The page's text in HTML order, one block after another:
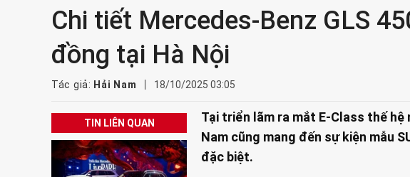
Chi tiết Mercedes-Benz GLS
đồng tại Hà Nội
Tác giả: Hải Nam 18/10/2025 03:05
TIN LIÊN QUAN
Tại triển lãm ra mắt E-Class thế
Nam cũng mang đến sự kiện mẫu
đặc biệt.